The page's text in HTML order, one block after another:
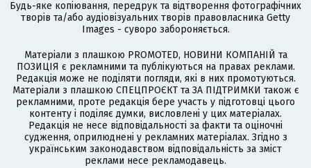
Будь-яке копіювання, передрук та відтворення фотографічних
творів та/або аудіовізуальних творів правовласника Getty
Images - суворо забороняється.
Матеріали з плашкою PROMOTED, НОВИНИ КОМПАНІЙ та
ПОЗИЦІЯ є рекламними та публікуються на правах реклами.
Редакція може не поділяти погляди, які в них промотуються.
Матеріали з плашкою СПЕЦПРОЄКТ та ЗА ПІДТРИМКИ також є
рекламними, проте редакція бере участь у підготовці цього
контенту і поділяє думки, висловлені у цих матеріалах.
Редакція не несе відповідальності за факти та оціночні
судження, оприлюднені у рекламних матеріалах. Згідно з
українським законодавством відповідальність за зміст
реклами несе рекламодавець.